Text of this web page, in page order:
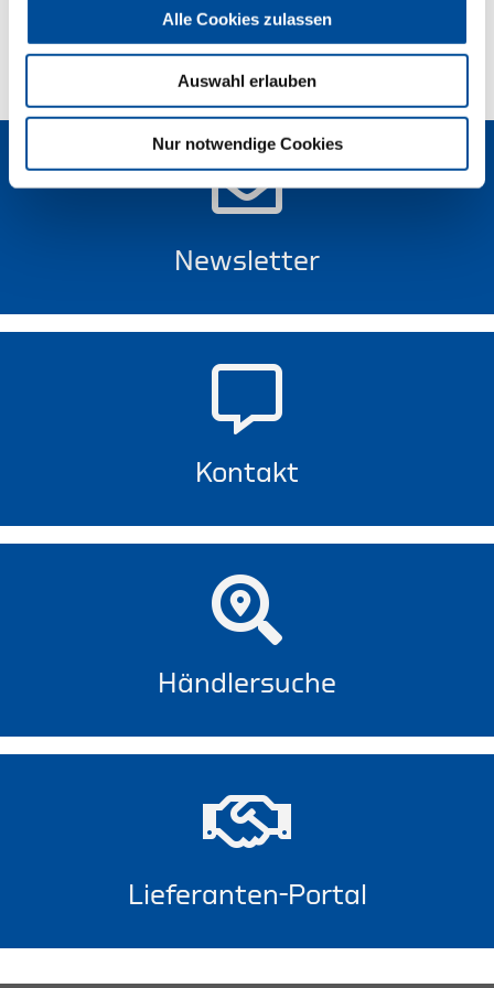
Alle Cookies zulassen
Auswahl erlauben
Nur notwendige Cookies
Newsletter
Kontakt
Händlersuche
Lieferanten-Portal